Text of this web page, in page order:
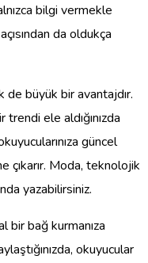
bilgi vermekle
da oldukça
büyük bir avantajdır.
ele aldığınızda
güncel
çıkarır. Moda, teknolojik
yazabilirsiniz.
bir bağ kurmanıza
okuyucular